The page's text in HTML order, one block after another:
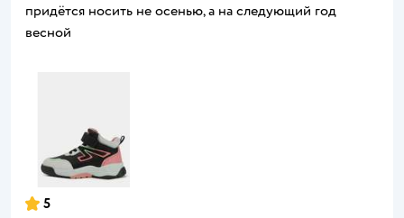
придётся носить не осенью, а на следующий год
весной
5